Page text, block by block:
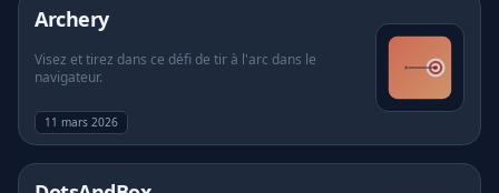
Archery
Visez et tirez dans ce défi de tir à l'arc dans le
navigateur.
11 mars 2026